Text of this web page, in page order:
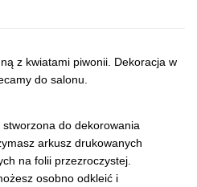
z kwiatami piwonii. Dekoracja w
do salonu.
do dekorowania
arkusz drukowanych
na folii przezroczystej.
osobno odkleić i